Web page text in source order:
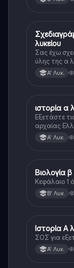
Ιστορία
λυκείου
Σας έχω
ύλης της α
τεράστιο
Α' Λυκ.
Ιστορία
ιστορία α
Εξετάστε
αρχαίας
Λυκείου.Α' Λυκ.
Βιολογία
Βιολογία β
Κεφάλαιο 1
Β' Λυκ.
Ιστορία
Ιστορία Α
ΣΟΣ για
Α' Λυκ.